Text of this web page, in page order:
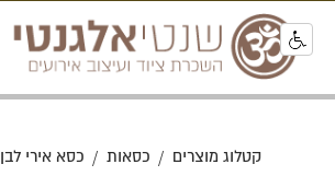
קטלוג מוצרים / כסאות / כסא אירי לבן